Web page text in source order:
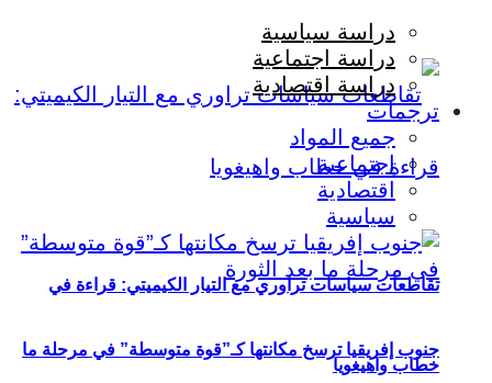
تقاطعات سياسات تراوري مع التيار الكيميتي: قراءة في
خطاب واهيغويا
دراسة سياسية
دراسة اجتماعية
دراسة اقتصادية
ترجمات
جميع المواد
اجتماعية
اقتصادية
سياسية
جنوب إفريقيا ترسخ مكانتها كـ”قوة متوسطة” في مرحلة ما